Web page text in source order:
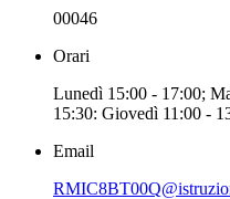
00046
Orari
Lunedì 15:00 - 17:00;
15:30: Giovedì 11:00 -
Email